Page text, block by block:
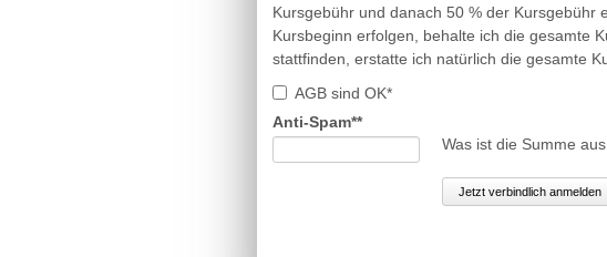
Kursgebühr und danach 50 % der Kursgebühr
Kursbeginn erfolgen, behalte ich die gesamte
stattfinden, erstatte ich natürlich die gesamte
AGB sind OK*
Pflichtfeld
Anti-Spam**
Was ist die Summe
Jetzt verbindlich anmelden